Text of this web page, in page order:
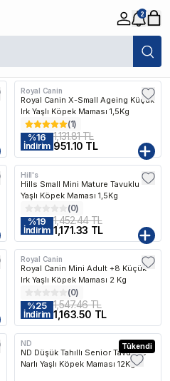
2
Royal Canin
Royal Canin X-Small Ageing Küçük
Irk Yaşlı Köpek Maması 1,5Kg
(1)
%16
İndirim
1,131.81 TL
951.10 TL
Kargo Bedava
Hill's
Hills Small Mini Mature Tavuklu
Yaşlı Köpek Maması 1,5Kg
(0)
%19
İndirim
1,452.44 TL
1,171.33 TL
Kargo Bedava
Royal Canin
Royal Canin Mini Adult +8 Küçük
Irk Yaşlı Köpek Maması 2 Kg
(0)
%25
İndirim
1,547.46 TL
1,163.50 TL
Kargo Bedava Tükendi
ND
ND Düşük Tahıllı Senior Tavuk ve
Narlı Yaşlı Köpek Maması 12Kg